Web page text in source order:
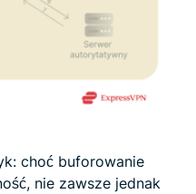
choć buforowanie
nie zawsze jednak